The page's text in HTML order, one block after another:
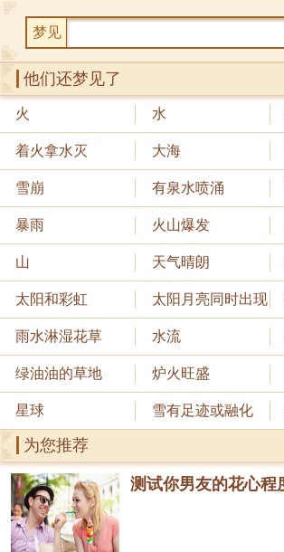
梦见
他们还梦见了
火 水
着火拿水灭 大海
雪崩 有泉水喷涌
暴雨 火山爆发
山 天气晴朗
太阳和彩虹 太阳月亮同时出现
雨水淋湿花草 水流
绿油油的草地 炉火旺盛
星球 雪有足迹或融化
为您推荐
测试你男友的花心程